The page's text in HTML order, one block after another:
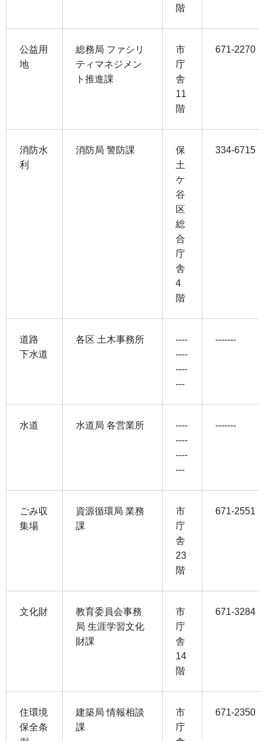
階
公益用
地
総務局 ファシリ
ティマネジメン
ト推進課
市
庁
舎
11
階
671-2270
消防水
利
消防局 警防課
保
土
ケ
谷
区
総
合
庁
舎
4
階
334-6715
道路
下水道
各区 土木事務所
----
----
----
---
-------
水道 水道局 各営業所
----
----
----
---
-------
ごみ収
集場
資源循環局 業務
課
市
庁
舎
23
階
671-2551
文化財
教育委員会事務
局 生涯学習文化
財課
市
庁
舎
14
階
671-3284
住環境
保全条
建築局 情報相談
課
市
庁
671-2350